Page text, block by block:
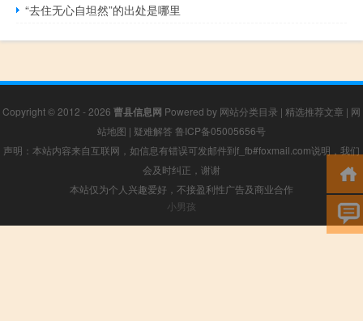
“去住无心自坦然”的出处是哪里
Copyright © 2012 - 2026 曹县信息网 Powered by 网站分类目录 | 精选推荐文章 | 网
站地图 | 疑难解答 鲁ICP备05005656号
声明：本站内容来自互联网，如信息有错误可发邮件到f_fb#foxmail.com说明，我们
会及时纠正，谢谢
本站仅为个人兴趣爱好，不接盈利性广告及商业合作
小男孩